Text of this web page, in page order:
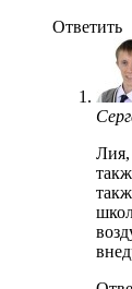
Ответить
Лия,